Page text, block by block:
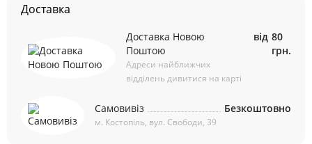
Доставка
Доставка Новою
Поштою
Адреси найближчих
відділень дивитися на карті
від 80
грн.
Самовивіз
м. Костопіль, вул. Свободи, 39
Безкоштовно